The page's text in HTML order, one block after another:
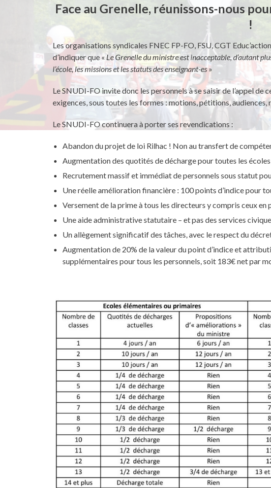
Face au Grenelle, réunissons-nous
!
Les organisations syndicales FNEC FP-FO, FSU, CGT
d’indiquer que «Le Grenelle du ministre est inacceptable, d’autant
l’école, les missions et les statuts des enseignant-es»
Le SNUDI-FO invite donc les personnels à se saisir de l’appel de
exigences, sous toutes les formes : motions, pétitions, audiences,
Le SNUDI-FO continuera à porter ses revendications :
Abandon du projet de loi Rilhac ! Non au transfert de
Augmentation des quotités de décharge pour toutes les
Recrutement massif et immédiat de personnels sous statut
Une réelle amélioration financière : 100 points d’indice pour
Versement de la prime à tous les directeurs y compris ceux en
Une aide administrative statutaire – et pas des services
Un allègement significatif des tâches, avec le respect du
Augmentation de 20% de la valeur du point d’indice et
supplémentaires pour tous les personnels, soit 183€ net par